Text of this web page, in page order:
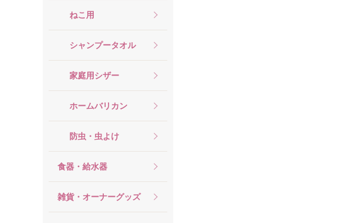
ねこ用
シャンプータオル
家庭用シザー
ホームバリカン
防虫・虫よけ
食器・給水器
雑貨・オーナーグッズ